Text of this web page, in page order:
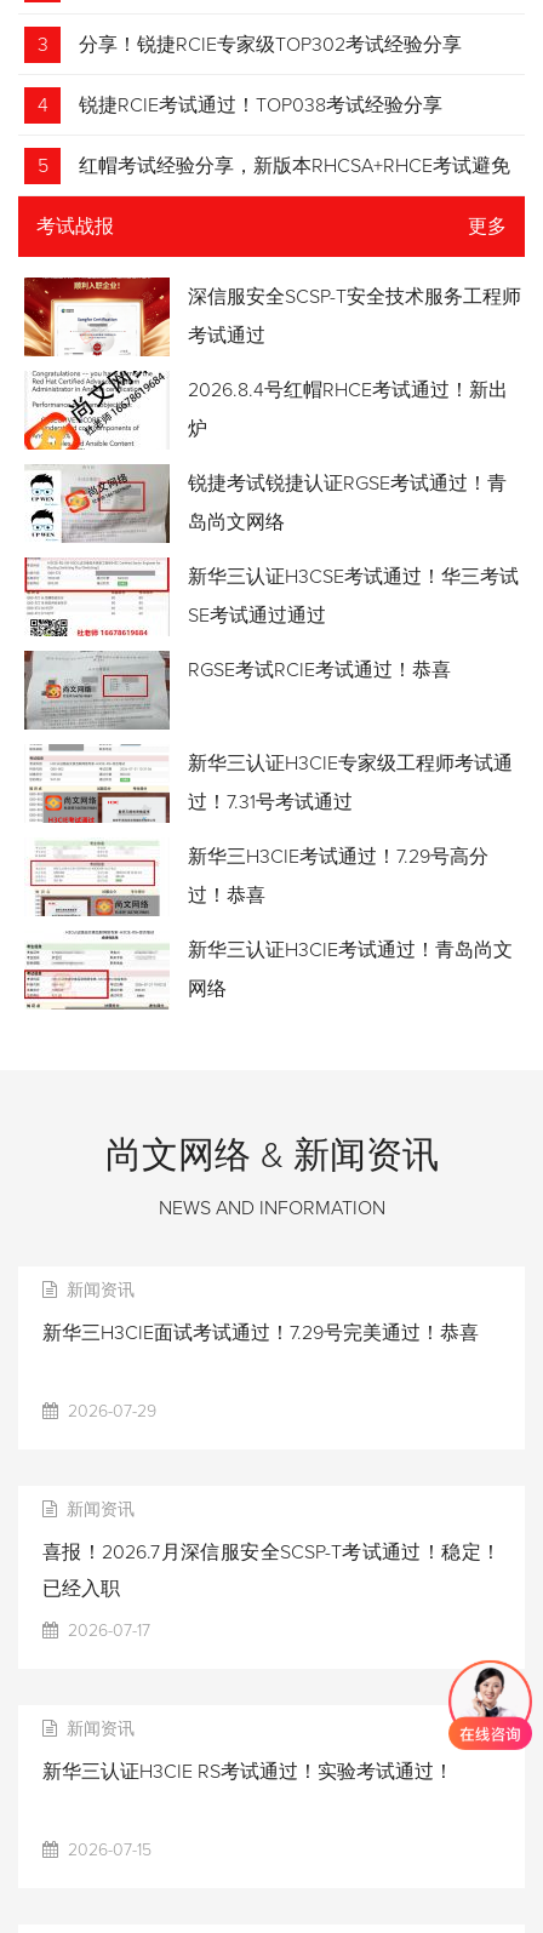
3 分享！锐捷RCIE专家级TOP302考试经验分享
4 锐捷RCIE考试通过！TOP038考试经验分享
5 红帽考试经验分享，新版本RHCSA+RHCE考试避免
踩坑
考试战报 更多
深信服安全SCSP-T安全技术服务工程师
考试通过
2026.8.4号红帽RHCE考试通过！新出
炉
锐捷考试锐捷认证RGSE考试通过！青
岛尚文网络
新华三认证H3CSE考试通过！华三考试
SE考试通过通过
RGSE考试RCIE考试通过！恭喜
新华三认证H3CIE专家级工程师考试通
过！7.31号考试通过
新华三H3CIE考试通过！7.29号高分
过！恭喜
新华三认证H3CIE考试通过！青岛尚文
网络
尚文网络 & 新闻资讯
NEWS AND INFORMATION
新闻资讯
新华三H3CIE面试考试通过！7.29号完美通过！恭喜
2026-07-29
新闻资讯
喜报！2026.7月深信服安全SCSP-T考试通过！稳定！
已经入职
2026-07-17
新闻资讯
新华三认证H3CIE RS考试通过！实验考试通过！
2026-07-15